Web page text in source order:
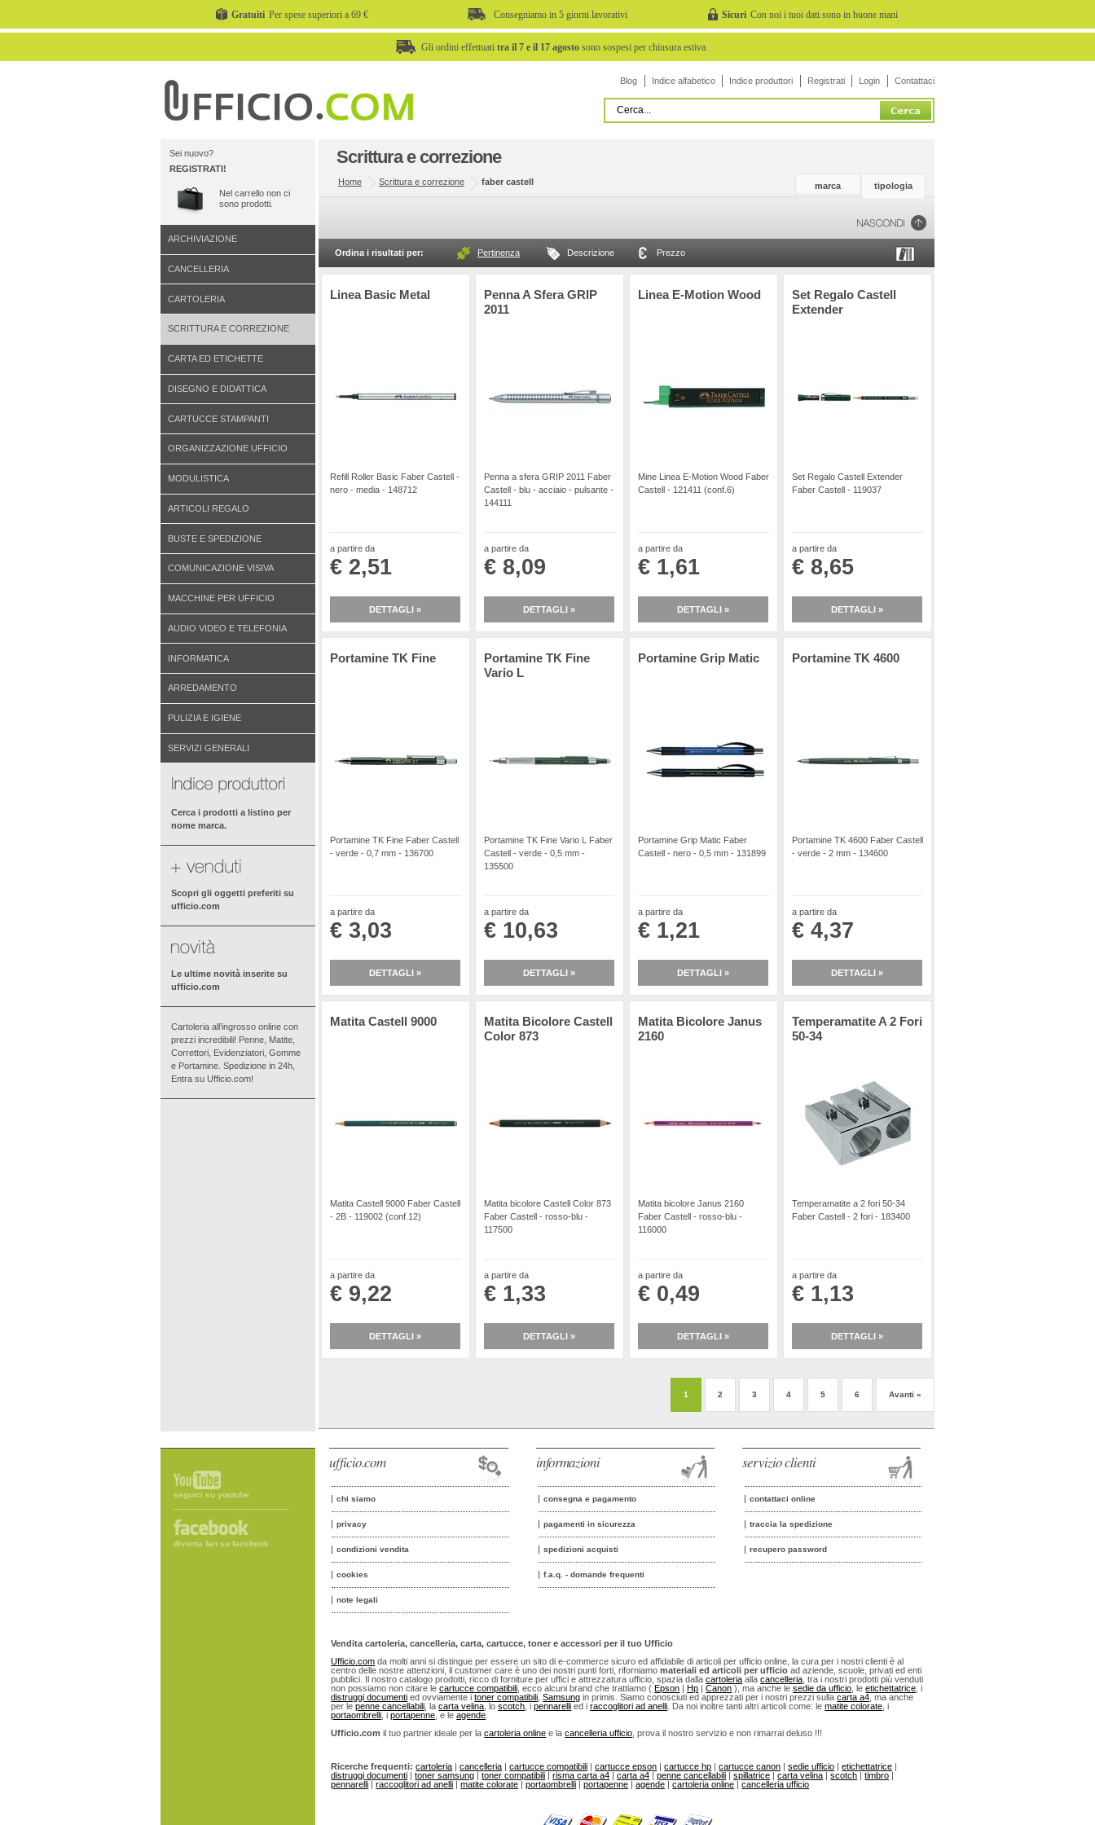
Gratuiti Per spese superiori a 69 € Consegniamo in 5 giorni lavorativi Sicuri Con noi i tuoi dati sono in buone mani
Gli ordini effettuati tra il 7 e il 17 agostosono sospesi per chiusura estiva.
Blog Indice alfabetico Indice produttori Registrati Login Contattaci
Sei nuovo?
REGISTRATI!
Nel carrello non ci
sono prodotti.
ARCHIVIAZIONE
CANCELLERIA
CARTOLERIA
SCRITTURA E CORREZIONE
CARTA ED ETICHETTE
DISEGNO E DIDATTICA
CARTUCCE STAMPANTI
ORGANIZZAZIONE UFFICIO
MODULISTICA
ARTICOLI REGALO
BUSTE E SPEDIZIONE
COMUNICAZIONE VISIVA
MACCHINE PER UFFICIO
AUDIO VIDEO E TELEFONIA
INFORMATICA
ARREDAMENTO
PULIZIA E IGIENE
SERVIZI GENERALI
Cerca i prodotti a listino per
nome marca.
Scopri gli oggetti preferiti su
ufficio.com
Le ultime novità inserite su
ufficio.com
Cartoleria all’ingrosso online con
prezzi incredibili! Penne, Matite,
Correttori, Evidenziatori, Gomme
e Portamine. Spedizione in 24h,
Entra su Ufficio.com!
Scrittura e correzione
Home Scrittura e correzione faber castell tipologia
marca
Ordina i risultati per: Pertinenza Descrizione Prezzo
Linea Basic Metal
Refill Roller Basic Faber Castell -
nero - media - 148712
a partire da
€ 2,51
DETTAGLI »
Penna A Sfera GRIP
2011
Penna a sfera GRIP 2011 Faber
Castell - blu - acciaio - pulsante -
144111
a partire da
€ 8,09
DETTAGLI »
Linea E-Motion Wood
Mine Linea E-Motion Wood Faber
Castell - 121411 (conf.6)
a partire da
€ 1,61
DETTAGLI »
Set Regalo Castell
Extender
Set Regalo Castell Extender
Faber Castell - 119037
a partire da
€ 8,65
DETTAGLI »
Portamine TK Fine
Portamine TK Fine Faber Castell
- verde - 0,7 mm - 136700
a partire da
€ 3,03
DETTAGLI »
Portamine TK Fine
Vario L
Portamine TK Fine Vario L Faber
Castell - verde - 0,5 mm -
135500
a partire da
€ 10,63
DETTAGLI »
Portamine Grip Matic
Portamine Grip Matic Faber
Castell - nero - 0,5 mm - 131899
a partire da
€ 1,21
DETTAGLI »
Portamine TK 4600
Portamine TK 4600 Faber Castell
- verde - 2 mm - 134600
a partire da
€ 4,37
DETTAGLI »
Matita Castell 9000
Matita Castell 9000 Faber Castell
- 2B - 119002 (conf.12)
a partire da
€ 9,22
DETTAGLI »
Matita Bicolore Castell
Color 873
Matita bicolore Castell Color 873
Faber Castell - rosso-blu -
117500
a partire da
€ 1,33
DETTAGLI »
Matita Bicolore Janus
2160
Matita bicolore Janus 2160
Faber Castell - rosso-blu -
116000
a partire da
€ 0,49
DETTAGLI »
Temperamatite A 2 Fori
50-34
Temperamatite a 2 fori 50-34
Faber Castell - 2 fori - 183400
a partire da
€ 1,13
DETTAGLI »
1 2 3 4 5 6 Avanti »
seguici su youtube
diventa fan su facebook
servizio clienti
contattaci online
traccia la spedizione
recupero password
informazioni
consegna e pagamento
pagamenti in sicurezza
spedizioni acquisti
f.a.q. - domande frequenti
ufficio.com
chi siamo
privacy
condizioni vendita
cookies
note legali
Vendita cartoleria, cancelleria, carta, cartucce, toner e accessori per il tuo Ufficio
Ufficio.com da molti anni si distingue per essere un sito di e-commerce sicuro ed affidabile di articoli per ufficio online, la cura per i nostri clienti è al
centro delle nostre attenzioni, il customer care è uno dei nostri punti forti, riforniamomateriali ed articoli per ufficio ad aziende, scuole, privati ed enti
pubblici. Il nostro catalogo prodotti, ricco di forniture per uffici e attrezzatura ufficio, spazia dallacartoleria allacancelleria , tra i nostri prodotti più venduti
non possiamo non citare lecartucce compatibili , ecco alcuni brand che trattiamo ( Epson Hp |Canon ), ma anche lesedie da ufficio , leetichettatrice , i
distruggi documenti ed ovviamente itoner compatibili ,Samsung in primis. Siamo conosciuti ed apprezzati per i nostri prezzi sullacarta a4 , ma anche
per lepenne cancellabili , lacarta velina , loscotch , ipennarelli ed iraccoglitori ad anelli . Da noi inoltre tanti altri articoli come: lematite colorate , i
portaombrelli , iportapenne , e leagende
Ufficio.com il tuo partner ideale per lacartoleria online e lacancelleria ufficio , prova il nostro servizio e non rimarrai deluso !!!
Ricerche frequenti: cartoleria |cancelleria |cartucce compatibili |cartucce epson |cartucce hp |cartucce canon |sedie ufficio |etichettatrice
distruggi documenti |toner samsung |toner compatibili |risma carta a4 |carta a4 |penne cancellabili |spillatrice |carta velina |scotch |timbro
pennarelli |raccoglitori ad anelli |matite colorate |portaombrelli |portapenne |agende |cartoleria online |cancelleria ufficio